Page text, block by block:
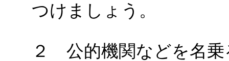
つけましょう。
２ 公的機関などを名乗